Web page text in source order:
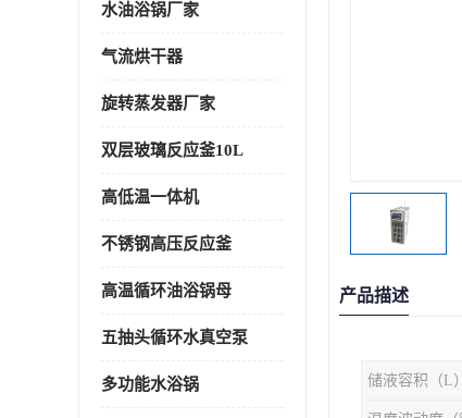
水油浴锅厂家
气流烘干器
旋转蒸发器厂家
双层玻璃反应釜10L
高低温一体机
不锈钢高压反应釜
高温循环油浴锅母
五抽头循环水真空泵
多功能水浴锅
产品描述
储液容积（L）